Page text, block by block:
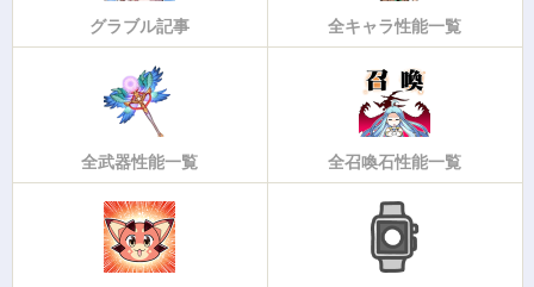
グラブル記事 全キャラ性能一覧
全武器性能一覧 全召喚石性能一覧